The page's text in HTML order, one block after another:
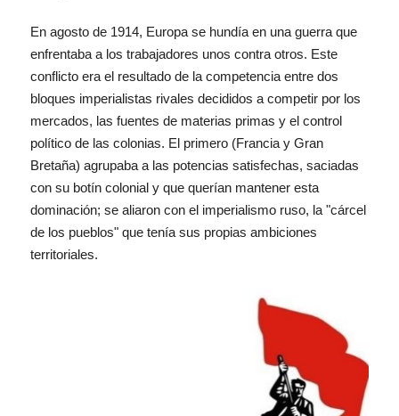
En agosto de 1914, Europa se hundía en una guerra que
enfrentaba a los trabajadores unos contra otros. Este
conflicto era el resultado de la competencia entre dos
bloques imperialistas rivales decididos a competir por los
mercados, las fuentes de materias primas y el control
político de las colonias. El primero (Francia y Gran
Bretaña) agrupaba a las potencias satisfechas, saciadas
con su botín colonial y que querían mantener esta
dominación; se aliaron con el imperialismo ruso, la "cárcel
de los pueblos" que tenía sus propias ambiciones
territoriales.